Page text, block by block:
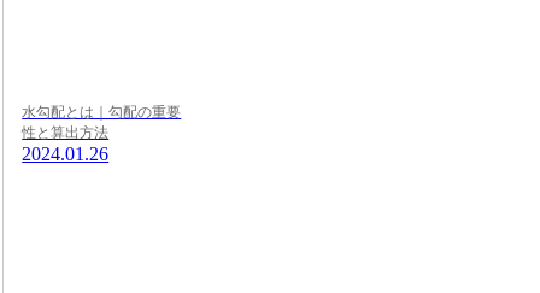
水勾配とは｜勾配の重要
性と算出方法
2024.01.26